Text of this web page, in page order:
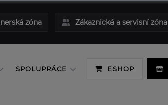
zóna Zákaznická a servisní zóna
SPOLUPRÁCE ESHOP